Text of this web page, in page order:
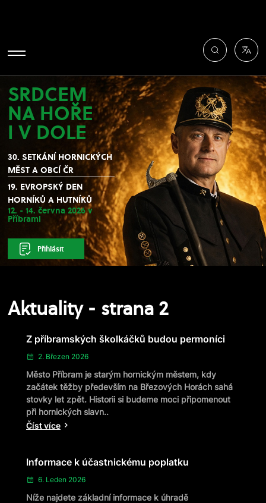
SRDCEM
NA HOŘE
I V DOLE
30. SETKÁNÍ HORNICKÝCH
MĚST A OBCÍ ČR
19. EVROPSKÝ DEN
HORNÍKŮ A HUTNÍKŮ
12. - 14. června 2026 v
Příbrami
Přihlásit
Aktuality - strana 2
Z příbramských školkáčků budou permoníci
2. Březen 2026
Město Příbram je starým hornickým městem, kdy
začátek těžby především na Březových Horách sahá
stovky let zpět. Historii si budeme moci připomenout
při hornických slavn..
Číst více
Informace k účastnickému poplatku
6. Leden 2026
Níže najdete základní informace k úhradě